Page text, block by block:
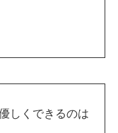
しくできるのは